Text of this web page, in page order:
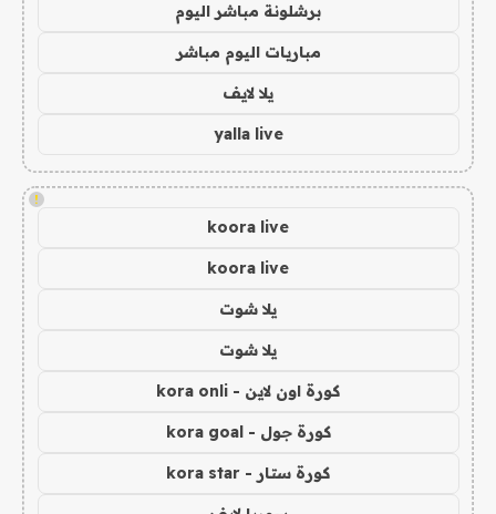
برشلونة مباشر اليوم
مباريات اليوم مباشر
يلا لايف
yalla live
!
koora live
koora live
يلا شوت
يلا شوت
كورة اون لاين - kora onli
كورة جول - kora goal
كورة ستار - kora star